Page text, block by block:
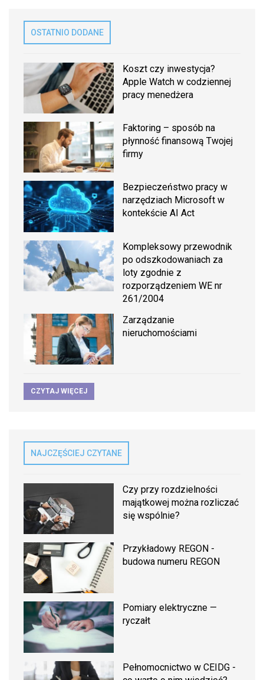
OSTATNIO DODANE
Koszt czy inwestycja?
Apple Watch w codziennej
pracy menedżera
Faktoring – sposób na
płynność finansową Twojej
firmy
Bezpieczeństwo pracy w
narzędziach Microsoft w
kontekście AI Act
Kompleksowy przewodnik
po odszkodowaniach za
loty zgodnie z
rozporządzeniem WE nr
261/2004
Zarządzanie
nieruchomościami
CZYTAJ WIĘCEJ
NAJCZĘŚCIEJ CZYTANE
Czy przy rozdzielności
majątkowej można rozliczać
się wspólnie?
Przykładowy REGON -
budowa numeru REGON
Pomiary elektryczne —
ryczałt
Pełnomocnictwo w CEIDG -